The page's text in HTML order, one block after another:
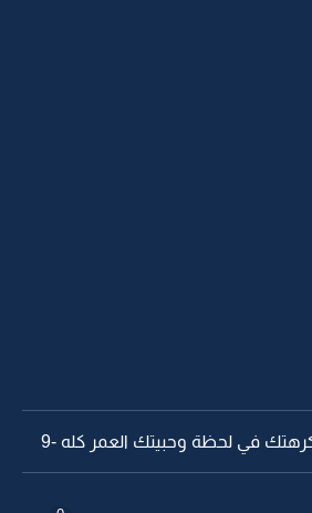
في لحظة وحبيتك العمر كله -9